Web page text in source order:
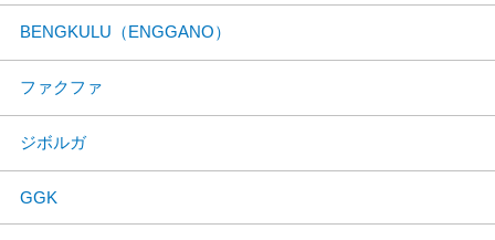
BENGKULU（ENGGANO）
ファクファ
ジボルガ
GGK